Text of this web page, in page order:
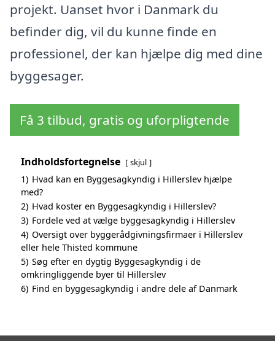
projekt. Uanset hvor i Danmark du
befinder dig, vil du kunne finde en
professionel, der kan hjælpe dig med dine
byggesager.
Få 3 tilbud, gratis og uforpligtende
Indholdsfortegnelse skjul
1) Hvad kan en Byggesagkyndig i Hillerslev hjælpe
med?
2) Hvad koster en Byggesagkyndig i Hillerslev?
3) Fordele ved at vælge byggesagkyndig i Hillerslev
4) Oversigt over byggerådgivningsfirmaer i Hillerslev
eller hele Thisted kommune
5) Søg efter en dygtig Byggesagkyndig i de
omkringliggende byer til Hillerslev
6) Find en byggesagkyndig i andre dele af Danmark